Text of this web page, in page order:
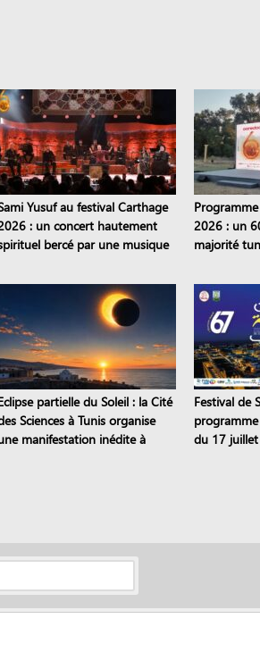
Yusuf au festival Carthage
: un concert hautement
bercé par une musique
2026 : un
majorité
partielle du Soleil : la Cité
Sciences à Tunis organise
manifestation inédite à
Festival de
du 17